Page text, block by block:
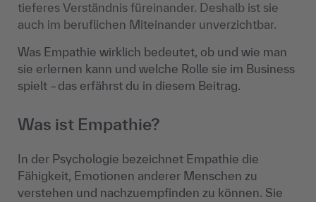
tieferes Verständnis füreinander. Deshalb ist sie
auch im beruflichen Miteinander unverzichtbar.
Was Empathie wirklich bedeutet, ob und wie man
sie erlernen kann und welche Rolle sie im Business
spielt – das erfährst du in diesem Beitrag.
Was ist Empathie?
In der Psychologie bezeichnet Empathie die
Fähigkeit, Emotionen anderer Menschen zu
verstehen und nachzuempfinden zu können. Sie